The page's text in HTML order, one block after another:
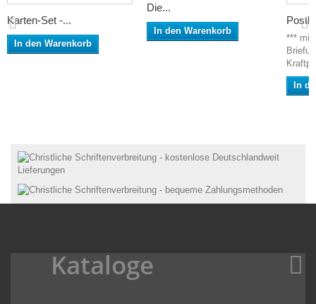
Karten-Set -...
In den Warenkorb
Die...
In den Warenkorb
*** mit
In
Kataloge